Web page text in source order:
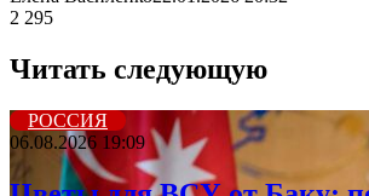
2 295
Читать следующую
РОССИЯ
06.08.2026 19:09